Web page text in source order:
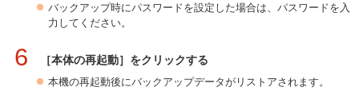
バックアップ時にパスワードを設定した場合は、パスワードを入
力してください。
6 ［本体の再起動］をクリックする
本機の再起動後にバックアップデータがリストアされます。